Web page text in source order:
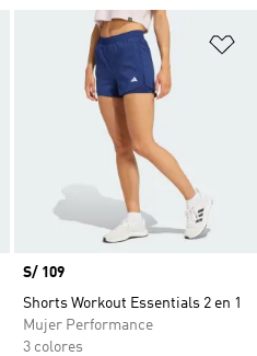
Añadir a la lista de deseos
Precio
S/ 109
Shorts Workout Essentials 2 en 1
Mujer Performance
3 colores